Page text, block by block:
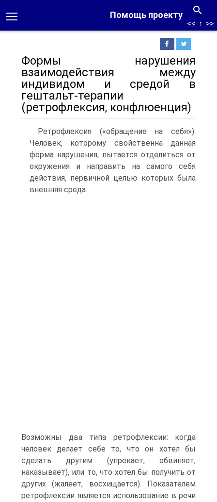
Помощь проекту
<< ↑ >>
Формы нарушения
взаимодействия между
индивидом и средой в
гештальт-терапии
(ретрофлексия, конфлюенция)
Ретрофлексия («обращение на себя»).
Человек, которому свойственна данная
форма нарушения, пытается отделиться от
окружения и направить на самого себя
действия, первичной целью которых была
внешняя среда.
Возможны два типа ретроф­лексии: когда
человек делает себе то, что он хотел бы
сделать дру­гим (упрекает, обвиняет,
наказывает), или то, что хотел бы полу­чить от
других (жалеет, восхищается). Показателем
ретрофлексии является использование в речи